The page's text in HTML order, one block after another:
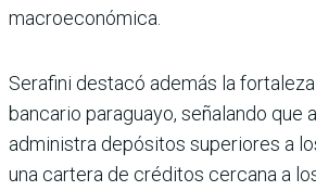
macroeconómica.
Serafini destacó además la
bancario paraguayo, señalando que
administra depósitos superiores a
una cartera de créditos cercana a